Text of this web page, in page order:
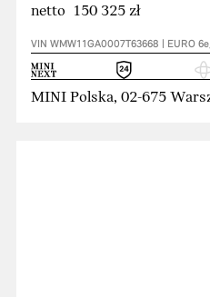
netto 150 325 zł
VIN WMW11GA0007T63668 | EURO
MINI Polska, 02-675